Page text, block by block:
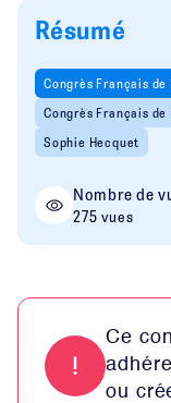
Résumé
Congrès Français
Congrès Français
Sophie Hecquet
Nombre de
275 vues
Ce
ou